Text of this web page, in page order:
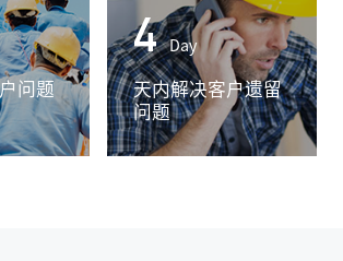
问题
4 Day
天内解决客户遗留
问题